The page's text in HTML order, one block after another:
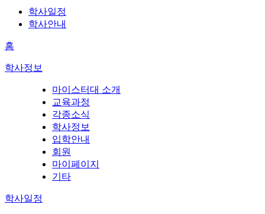
학사일정
학사안내
홈
학사정보
마이스터대 소개
교육과정
각종소식
학사정보
입학안내
회원
마이페이지
기타
학사일정